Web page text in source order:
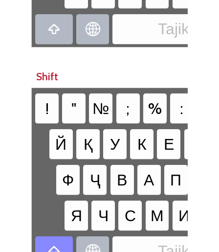
  Tajik -
Shift
! " № ; % :
Й
Қ У К Е
Ф
Ҷ В А П
Я
Ч С М И